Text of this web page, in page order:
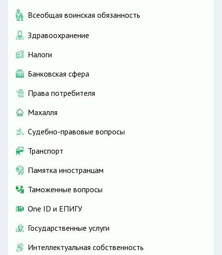
Всеобщая воинская обязанность
Здравоохранение
Налоги
Банковская сфера
Права потребителя
Махалля
Судебно-правовые вопросы
Транспорт
Памятка иностранцам
Таможенные вопросы
One ID и ЕПИГУ
Государственные услуги
Интеллектуальная собственность